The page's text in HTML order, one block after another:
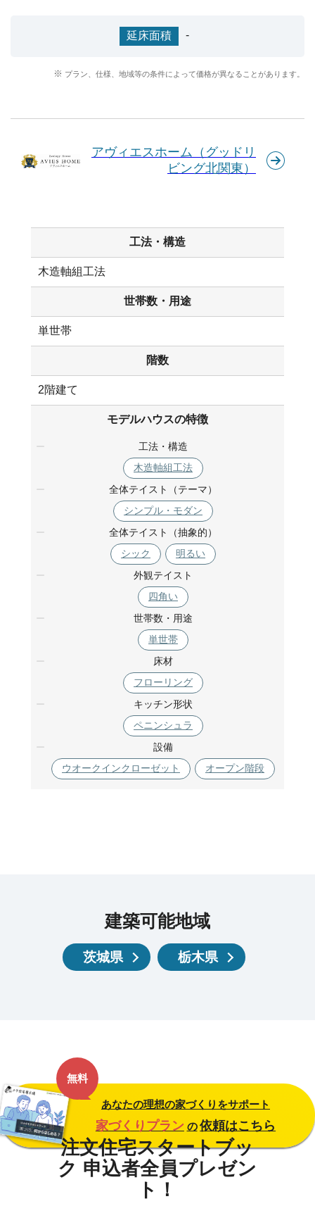
延床面積 -
プラン、仕様、地域等の条件によって価格が異なることがあります。
アヴィエスホーム（グッドリ
ビング北関東）
工法・構造
木造軸組工法
世帯数・用途
単世帯
階数
2階建て
モデルハウスの特徴
工法・構造
木造軸組工法
全体テイスト（テーマ）
シンプル・モダン
全体テイスト（抽象的）
シック
明るい
外観テイスト
四角い
世帯数・用途
単世帯
床材
フローリング
キッチン形状
ペニンシュラ
設備
ウオークインクローゼット
オープン階段
建築可能地域
茨城県 栃木県
無料
あなたの理想の家づくりをサポート
家づくりプラン の 依頼はこちら